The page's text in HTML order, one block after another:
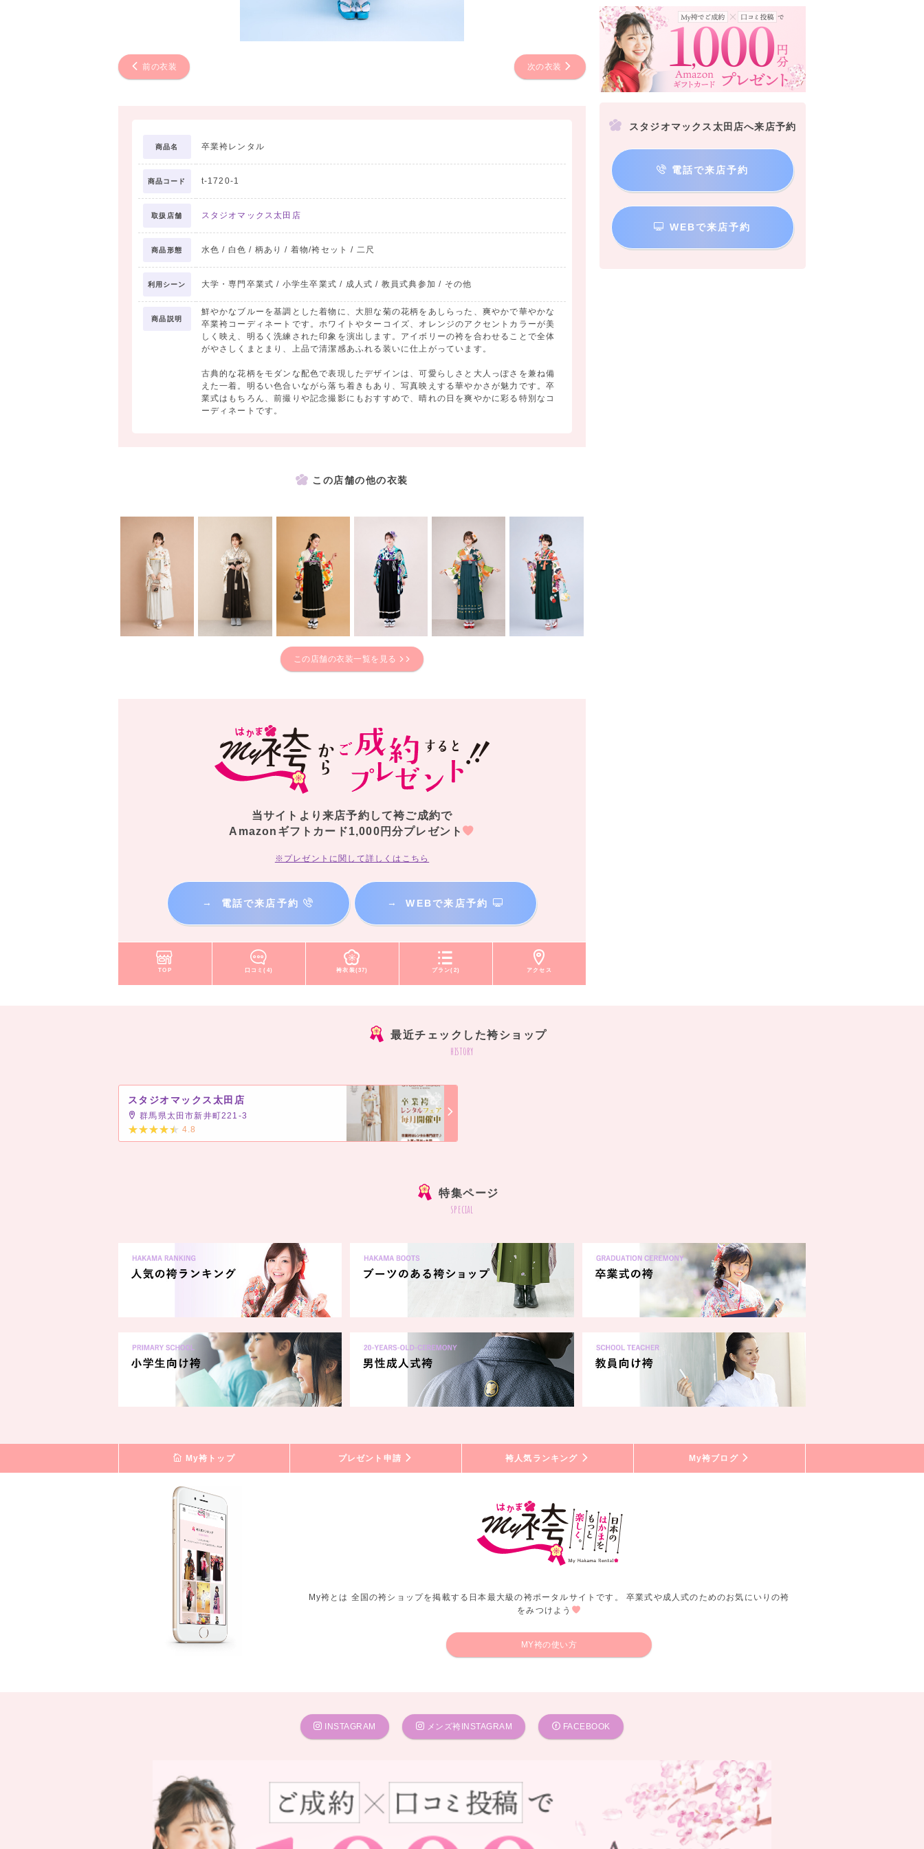
前の衣装 次の衣装
商品名 卒業袴レンタル
商品コード t-1720-1
取扱店舗 スタジオマックス太田店
商品形態 水色 / 白色 / 柄あり / 着物/袴セット / 二尺
利用シーン 大学・専門卒業式 / 小学生卒業式 / 成人式 / 教員式典参加 / その他
商品説明
鮮やかなブルーを基調とした着物に、大胆な菊の花柄をあしらった、爽やかで華やかな
卒業袴コーディネートです。ホワイトやターコイズ、オレンジのアクセントカラーが美
しく映え、明るく洗練された印象を演出します。アイボリーの袴を合わせることで全体
がやさしくまとまり、上品で清潔感あふれる装いに仕上がっています。
古典的な花柄をモダンな配色で表現したデザインは、可愛らしさと大人っぽさを兼ね備
えた一着。明るい色合いながら落ち着きもあり、写真映えする華やかさが魅力です。卒
業式はもちろん、前撮りや記念撮影にもおすすめで、晴れの日を爽やかに彩る特別なコ
ーディネートです。
この店舗の他の衣装
この店舗の衣装一覧を見る
当サイトより来店予約して袴ご成約で
Amazonギフトカード1,000円分プレゼント
※プレゼントに関して詳しくはこちら
→ 電話で来店予約 → WEBで来店予約
TOP 口コミ(4) 袴衣装(37) プラン(2) アクセス
スタジオマックス太田店へ来店予約
電話で来店予約
WEBで来店予約
最近チェックした袴ショップ
history
スタジオマックス太田店
群馬県太田市新井町221-3
4.8
特集ページ
special
My袴トップ プレゼント申請 袴人気ランキング My袴ブログ
My袴とは 全国の袴ショップを掲載する日本最大級の袴ポータルサイトです。 卒業式や成人式のためのお気にいりの袴
をみつけよう
MY袴の使い方
INSTAGRAM メンズ袴INSTAGRAM FACEBOOK